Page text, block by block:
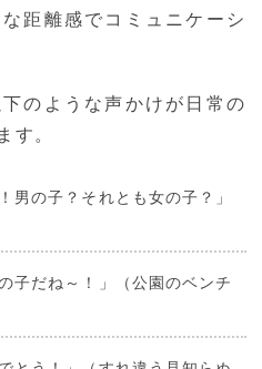
距離感でコミュニケーシ
のような声かけが日常の
す。
男の子？それとも女の子？」
子だね～！」（公園のベンチ